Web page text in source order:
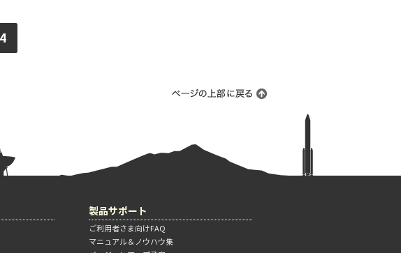
製品サポート
ご利用者さま向けFAQ
マニュアル＆ノウハウ集